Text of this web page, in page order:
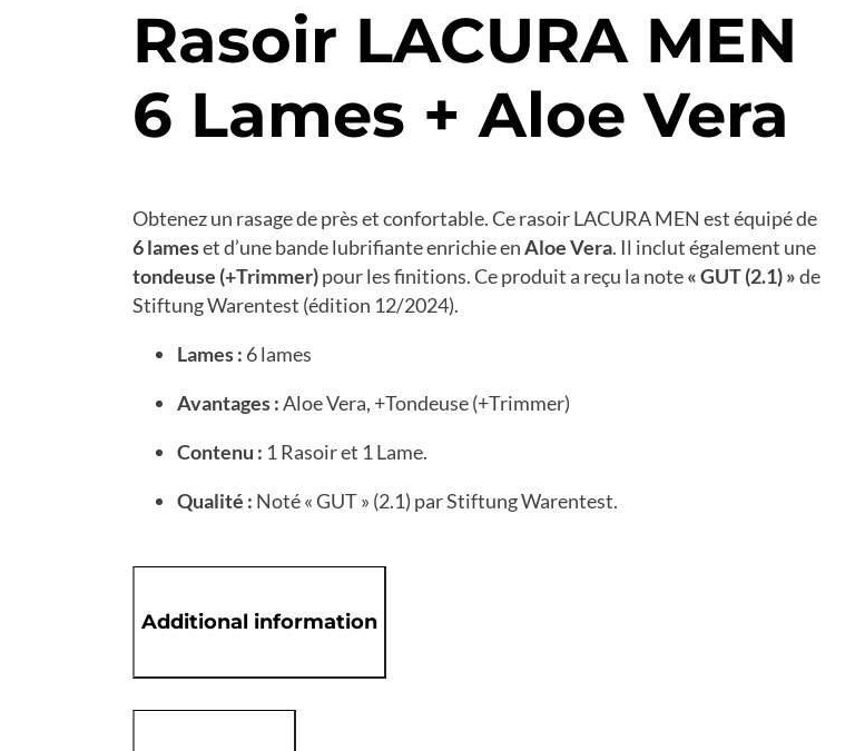
Rasoir LACURA MEN
6 Lames + Aloe Vera
Obtenez un rasage de près et confortable. Ce rasoir LACURA MEN est équipé de
6 lameset d’une bande lubrifiante enrichie enAloe Vera. Il inclut également une
tondeuse (+Trimmer)pour les finitions. Ce produit a reçu la note« GUT (2.1) »de
Stiftung Warentest (édition 12/2024).
Lames : 6 lames
Avantages :Aloe Vera, +Tondeuse (+Trimmer)
Contenu : 1 Rasoir et 1 Lame.
Qualité : Noté « GUT » (2.1) par Stiftung Warentest.
Additional information